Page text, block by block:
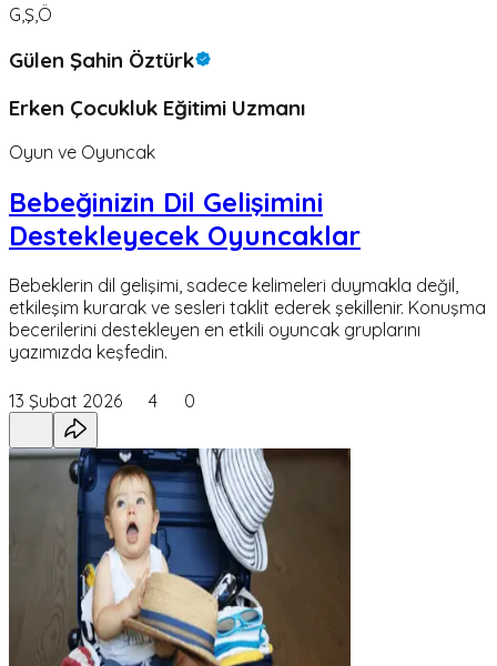
G,Ş,Ö
Gülen Şahin Öztürk
Erken Çocukluk Eğitimi Uzmanı
Oyun ve Oyuncak
Bebeğinizin Dil Gelişimini
Destekleyecek Oyuncaklar
Bebeklerin dil gelişimi, sadece kelimeleri duymakla değil,
etkileşim kurarak ve sesleri taklit ederek şekillenir. Konuşma
becerilerini destekleyen en etkili oyuncak gruplarını
yazımızda keşfedin.
13 Şubat 2026 4 0